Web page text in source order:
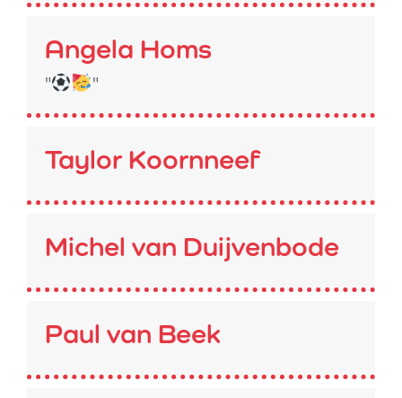
Angela Homs
" "
Taylor Koornneef
Michel van Duijvenbode
Paul van Beek